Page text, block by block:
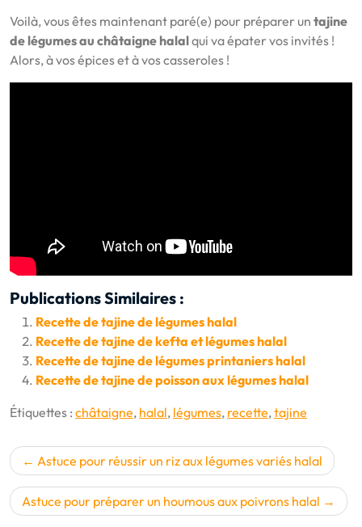
Voilà, vous êtes maintenant paré(e) pour préparer un tajine
de légumes au châtaigne halalqui va épater vos invités !
Alors, à vos épices et à vos casseroles !
Publications Similaires :
Recette de tajine de légumes halal
Recette de tajine de kefta et légumes halal
Recette de tajine de légumes printaniers halal
Recette de tajine de poisson aux légumes halal
Étiquettes : châtaigne, halal, légumes, recette, tajine
Navigation
de
l’article
Astuce pour réussir un riz aux légumes variés halal
Astuce pour préparer un houmous aux poivrons halal